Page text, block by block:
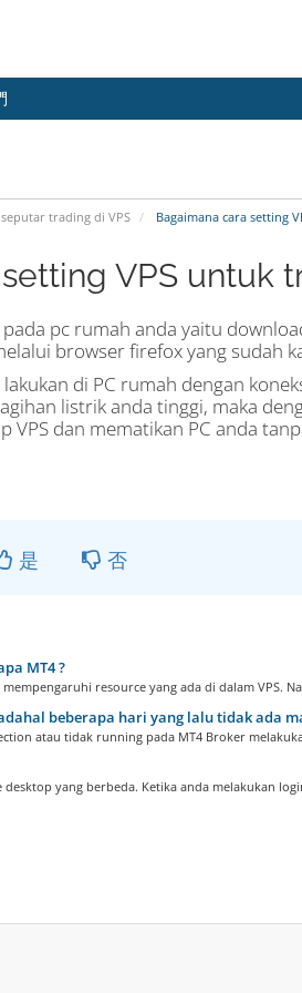
trading di VPS Bagaimana cara setting
VPS untuk
pada pc rumah anda yaitu
browser firefox yang sudah
di PC rumah dengan
listrik anda tinggi, maka
VPS dan mematikan PC anda
是 否
MT4 ?
resource yang ada di dalam VPS.
beberapa hari yang lalu tidak ada
atau tidak running pada MT4 Broker
yang berbeda. Ketika anda melakukan